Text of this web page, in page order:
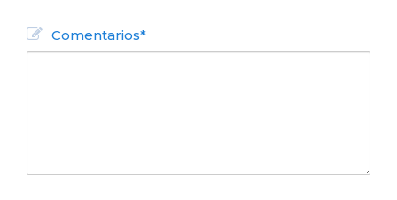
Comentarios*